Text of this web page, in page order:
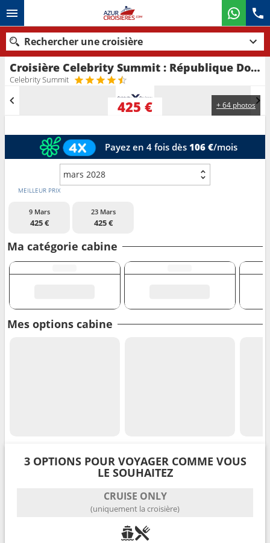
Croisière Celebrity Summit : République Dominicaine, Îles Turques-et-Caïques, États-Unis au départ de Fort Lauderdale
Celebrity Summit
+ 64 photos
425 €
Payez en 4 fois dès 106 €/mois
mars 2028
MEILLEUR PRIX
9 Mars
425 €
23 Mars
425 €
Ma catégorie cabine
Mes options cabine
3 OPTIONS POUR VOYAGER COMME VOUS
LE SOUHAITEZ
CRUISE ONLY
(uniquement la croisière)
Rechercher une croisière
Nos destinations
Rechercher